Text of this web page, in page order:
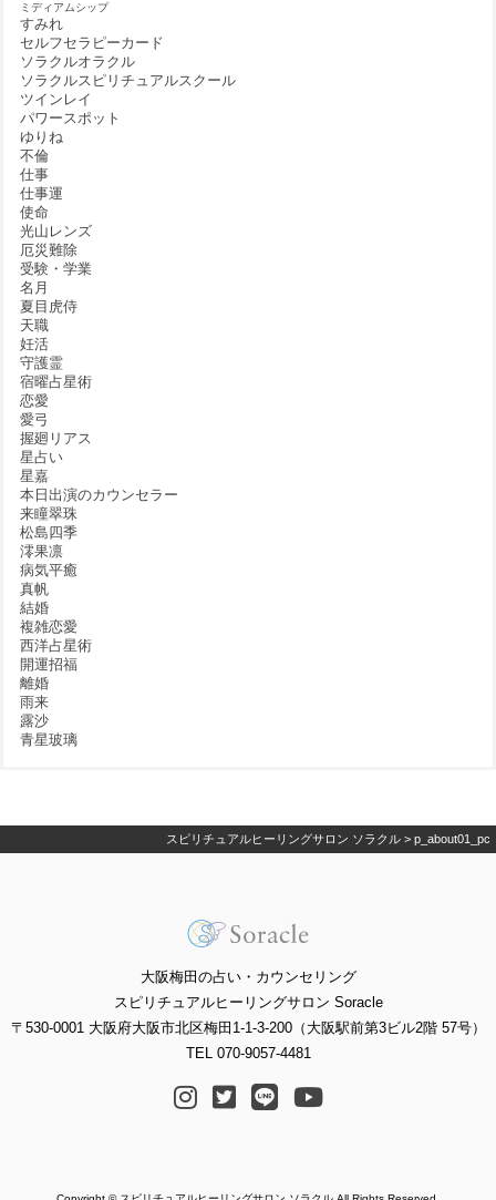
ミディアムシップ
すみれ
セルフセラピーカード
ソラクルオラクル
ソラクルスピリチュアルスクール
ツインレイ
パワースポット
ゆりね
不倫
仕事
仕事運
使命
光山レンズ
厄災難除
受験・学業
名月
夏目虎侍
天職
妊活
守護霊
宿曜占星術
恋愛
愛弓
握廻リアス
星占い
星嘉
本日出演のカウンセラー
来瞳翠珠
松島四季
澪果凛
病気平癒
真帆
結婚
複雑恋愛
西洋占星術
開運招福
離婚
雨来
露沙
青星玻璃
スピリチュアルヒーリングサロン ソラクル > p_about01_pc
大阪梅田の占い・カウンセリング
スピリチュアルヒーリングサロン Soracle
〒530-0001 大阪府大阪市北区梅田1-1-3-200（大阪駅前第3ビル2階 57号）
TEL 070-9057-4481